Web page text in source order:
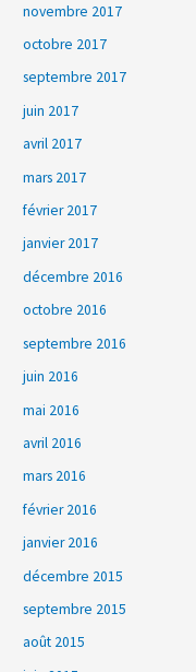
novembre 2017
octobre 2017
septembre 2017
juin 2017
avril 2017
mars 2017
février 2017
janvier 2017
décembre 2016
octobre 2016
septembre 2016
juin 2016
mai 2016
avril 2016
mars 2016
février 2016
janvier 2016
décembre 2015
septembre 2015
août 2015